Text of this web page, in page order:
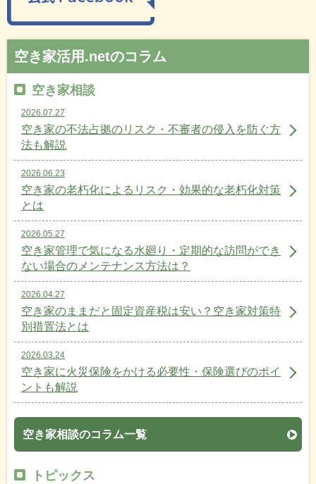
空き家活用.netのコラム
空き家相談
2026.07.27
空き家の不法占拠のリスク・不審者の侵入を防ぐ方
法も解説
2026.06.23
空き家の老朽化によるリスク・効果的な老朽化対策
とは
2026.05.27
空き家管理で気になる水廻り・定期的な訪問ができ
ない場合のメンテナンス方法は？
2026.04.27
空き家のままだと固定資産税は安い？空き家対策特
別措置法とは
2026.03.24
空き家に火災保険をかける必要性・保険選びのポイ
ントも解説
空き家相談のコラム一覧
トピックス